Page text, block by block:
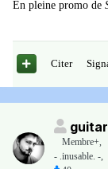
En pleine promo de
Citer
Membre+,
- .inusable. -,